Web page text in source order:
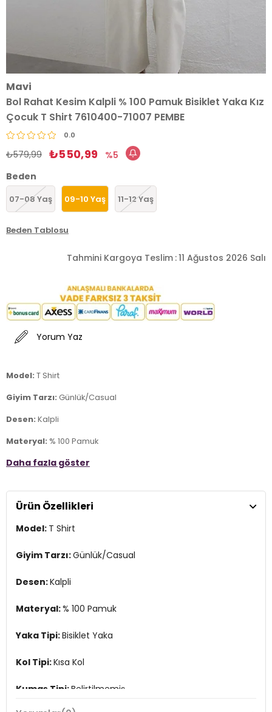
Mavi
Bol Rahat Kesim Kalpli % 100 Pamuk Bisiklet Yaka Kız
Çocuk T Shirt 7610400-71007 PEMBE
0.0
₺579,99 ₺550,99
5
Beden
07-08 Yaş 09-10 Yaş 11-12 Yaş
Beden Tablosu
Tahmini Kargoya Teslim :11 Ağustos 2026 Salı
Yorum Yaz
Model: T Shirt
Giyim Tarzı: Günlük/Casual
Desen: Kalpli
Materyal: % 100 Pamuk
Yaka Tipi:Bisiklet Yaka
Kumaş Tipi:Belirtilmemiş
Boy:Standart
Kalıp Bilgisi: Loose Fit
4DY2761040071007.36
Daha fazla göster
Ürün Özellikleri
Model: T Shirt
Giyim Tarzı:Günlük/Casual
Desen:Kalpli
Materyal:% 100 Pamuk
Yaka Tipi:Bisiklet Yaka
Kol Tipi:Kısa Kol
Kumaş Tipi:Belirtilmemiş